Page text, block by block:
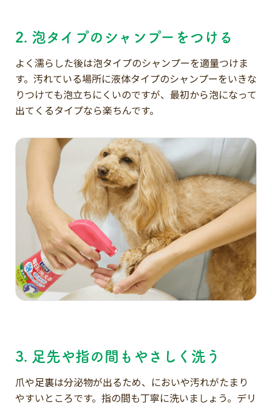
2. 泡タイプのシャンプーをつける
よく濡らした後は泡タイプのシャンプーを適量つけま
す。汚れている場所に液体タイプのシャンプーをいきな
りつけても泡立ちにくいのですが、最初から泡になって
出てくるタイプなら楽ちんです。
3. 足先や指の間もやさしく洗う
爪や足裏は分泌物が出るため、においや汚れがたまり
やすいところです。指の間も丁寧に洗いましょう。デリ